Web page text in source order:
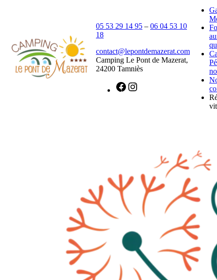
05 53 29 14 95 – 06 04 53 10
18
contact@lepontdemazerat.com
Camping Le Pont de Mazerat,
24200 Tamniès